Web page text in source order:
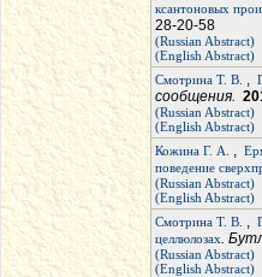
ксантоновых
28-20-58
(Russian Abstract)
(English Abstract)
Смотрина Т. В. ,
сообщения.
(Russian Abstract)
(English Abstract)
Кожина Г. А.
,
поведение
(Russian Abstract)
(English Abstract)
Смотрина Т. В. ,
целлюлозах.
(Russian Abstract)
(English Abstract)